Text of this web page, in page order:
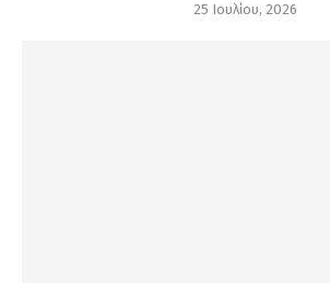
25 Ιουλίου, 2026